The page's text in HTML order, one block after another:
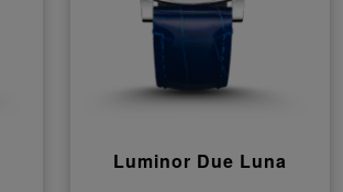
Luminor Due Luna